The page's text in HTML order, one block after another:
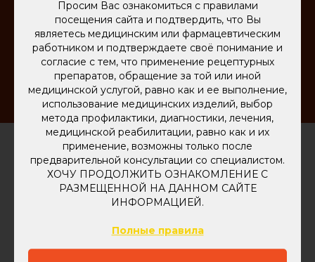
Просим Вас ознакомиться с правилами
посещения сайта и подтвердить, что Вы
являетесь медицинским или фармацевтическим
работником и подтверждаете своё понимание и
согласие с тем, что применение рецептурных
препаратов, обращение за той или иной
медицинской услугой, равно как и ее выполнение,
использование медицинских изделий, выбор
метода профилактики, диагностики, лечения,
медицинской реабилитации, равно как и их
применение, возможны только после
предварительной консультации со специалистом.
ХОЧУ ПРОДОЛЖИТЬ ОЗНАКОМЛЕНИЕ С
РАЗМЕЩЕННОЙ НА ДАННОМ САЙТЕ
ИНФОРМАЦИЕЙ.
Полные правила
Под эгидой ООР проводится более 40
всероссийских и региональных научно-
практических конференций.
Общество основано в 1885 году.
Общество является действительным членом
Международного совета по офтальмологии (ICO),
Европейского общества офтальмологов. Налажены
тесные связи с Китайским, Индийским,